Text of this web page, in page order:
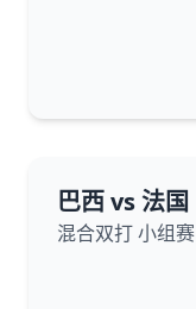
巴西 vs 法国
混合双打 小组赛